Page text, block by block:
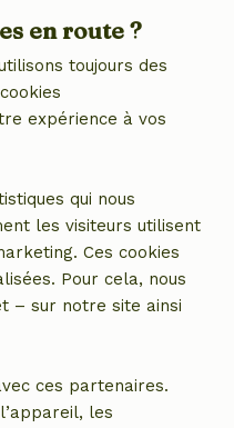
à Tielt-Winge
Belgique
en route ?
toujours des
expérience à vos
qui nous
les visiteurs utilisent
Ces cookies
Pour cela, nous
– sur notre site ainsi
ces partenaires.
les